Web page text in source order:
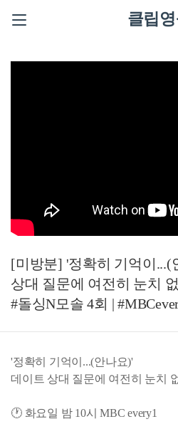
클립
[미방분] '정확히 기억이...(
상대 질문에 여전히 눈치
#돌싱N모솔 4회 |
'정확히 기억이...(안나요)'
데이트 상대 질문에 여전히 눈치
🕐 화요일 밤 10시 MBC every1